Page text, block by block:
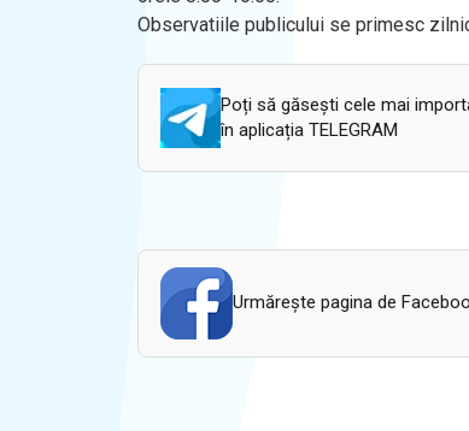
Observatiile publicului se primesc
Poți să găsești cele mai
în aplicația TELEGRAM
Urmăreşte pagina de